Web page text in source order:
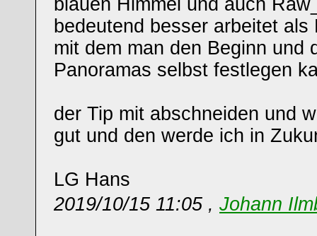
blauen Himmel und auch
bedeutend besser arbeitet als
mit dem man den Beginn und
Panoramas selbst festlegen
der Tip mit abschneiden und
gut und den werde ich in
LG Hans
2019/10/15 11:05 , Johann